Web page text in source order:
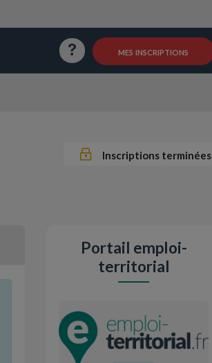
Questions / Réponses
mes inscriptions
Inscriptions terminées
Portail emploi-
territorial